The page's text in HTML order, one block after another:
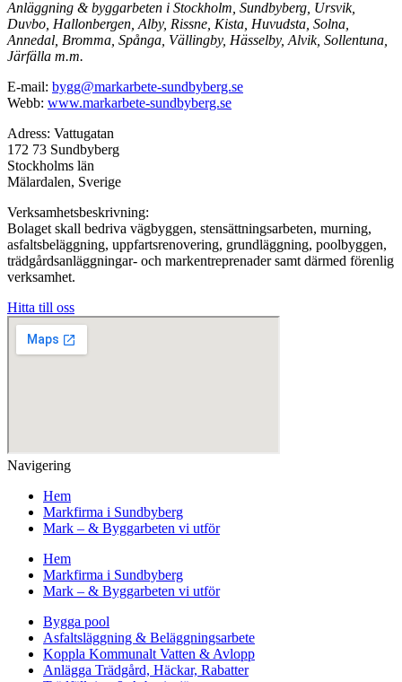
Anläggning & byggarbeten i Stockholm, Sundbyberg, Ursvik,
Duvbo, Hallonbergen, Alby, Rissne, Kista, Huvudsta, Solna,
Annedal, Bromma, Spånga, Vällingby, Hässelby, Alvik, Sollentuna,
Järfälla m.m.
E-mail: bygg@markarbete-sundbyberg.se
Webb: www.markarbete-sundbyberg.se
Adress: Vattugatan
172 73 Sundbyberg
Stockholms län
Mälardalen, Sverige
Verksamhetsbeskrivning:
Bolaget skall bedriva vägbyggen, stensättningsarbeten, murning,
asfaltsbeläggning, uppfartsrenovering, grundläggning, poolbyggen,
trädgårdsanläggningar- och markentreprenader samt därmed förenlig
verksamhet.
Hitta till oss
Navigering
Hem
Markfirma i Sundbyberg
Mark – & Byggarbeten vi utför
Hem
Markfirma i Sundbyberg
Mark – & Byggarbeten vi utför
Bygga pool
Asfaltsläggning & Beläggningsarbete
Koppla Kommunalt Vatten & Avlopp
Anlägga Trädgård, Häckar, Rabatter